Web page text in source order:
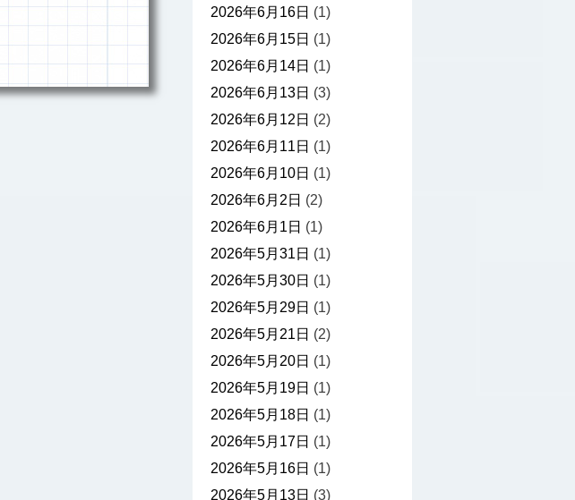
2026年6月16日 (1)
2026年6月15日 (1)
2026年6月14日 (1)
2026年6月13日 (3)
2026年6月12日 (2)
2026年6月11日 (1)
2026年6月10日 (1)
2026年6月2日 (2)
2026年6月1日 (1)
2026年5月31日 (1)
2026年5月30日 (1)
2026年5月29日 (1)
2026年5月21日 (2)
2026年5月20日 (1)
2026年5月19日 (1)
2026年5月18日 (1)
2026年5月17日 (1)
2026年5月16日 (1)
2026年5月13日 (3)